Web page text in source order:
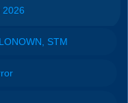
2026
STM